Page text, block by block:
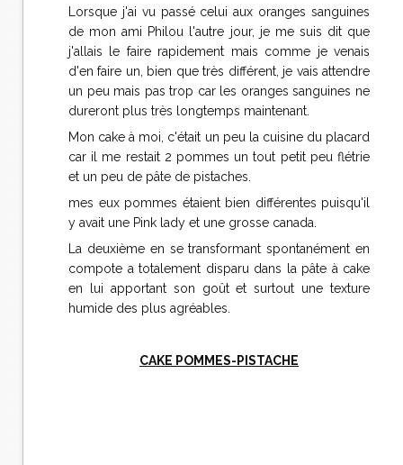
Lorsque j'ai vu passé celui aux oranges sanguines
de mon ami Philou l'autre jour, je me suis dit que
j'allais le faire rapidement mais comme je venais
d'en faire un, bien que très différent, je vais attendre
un peu mais pas trop car les oranges sanguines ne
dureront plus très longtemps maintenant.
Mon cake à moi, c'était un peu la cuisine du placard
car il me restait 2 pommes un tout petit peu flétrie
et un peu de pâte de pistaches.
mes eux pommes étaient bien différentes puisqu'il
y avait une Pink lady et une grosse canada.
La deuxième en se transformant spontanément en
compote a totalement disparu dans la pâte à cake
en lui apportant son goût et surtout une texture
humide des plus agréables.
CAKE POMMES-PISTACHE